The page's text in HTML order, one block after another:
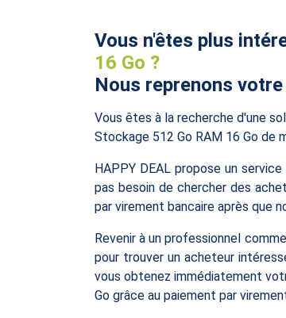
Vous n'êtes plus
16 Go ?
Nous reprenons
Vous êtes à la recherche d'une
Stockage 512 Go RAM 16 Go de
HAPPY DEAL propose un
pas besoin de chercher des
par virement bancaire après que
Revenir à un professionnel
pour trouver un acheteur
vous obtenez immédiatement
Go grâce au paiement par